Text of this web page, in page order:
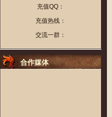
充值QQ：
充值热线：
交流一群：
合作媒体